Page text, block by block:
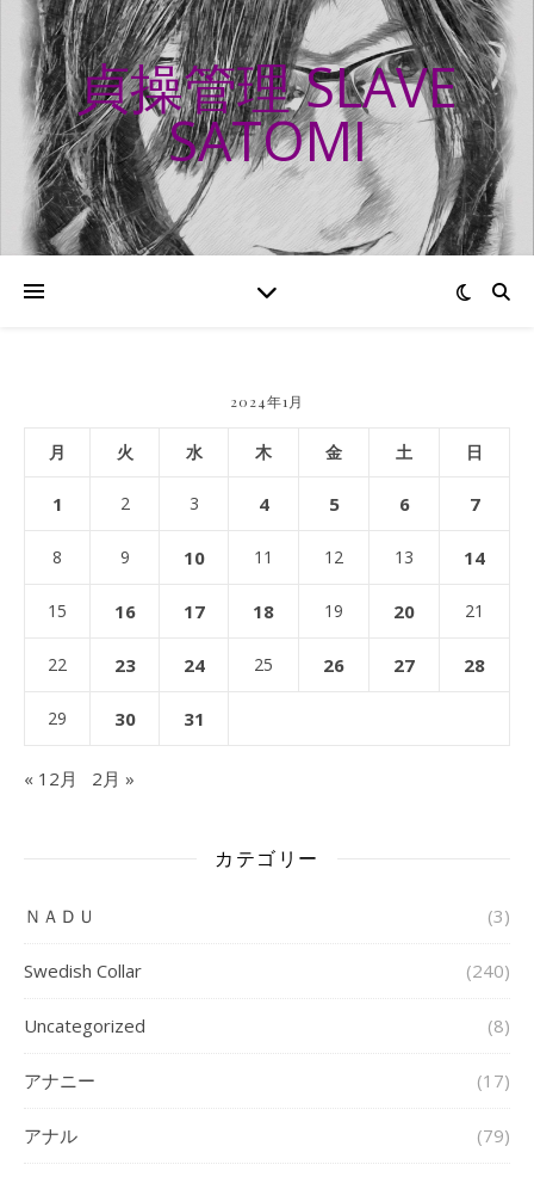
貞操管理 SLAVE
SATOMI
2024年1月
月 火 水 木 金 土 日
1 2 3 4 5 6 7
8 9 10 11 12 13 14
15 16 17 18 19 20 21
22 23 24 25 26 27 28
29 30 31
« 12月 2月 »
カテゴリー
ＮＡＤＵ (3)
Swedish Collar (240)
Uncategorized (8)
アナニー (17)
アナル (79)